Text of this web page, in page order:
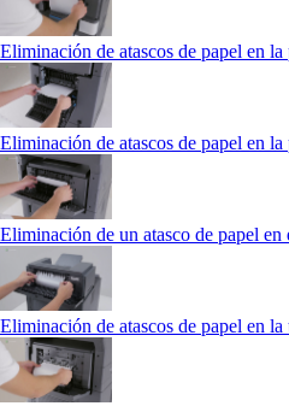
Eliminación de atascos de papel en la
Eliminación de atascos de papel en la
Eliminación de un atasco de papel en
Eliminación de atascos de papel en